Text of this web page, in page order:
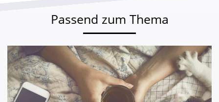
Passend zum Thema